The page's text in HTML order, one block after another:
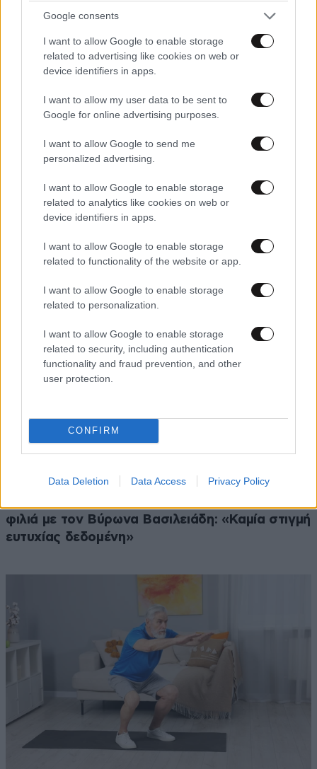
Google consents
I want to allow Google to enable storage
related to advertising like cookies on web or
device identifiers in apps.
I want to allow my user data to be sent to
Google for online advertising purposes.
I want to allow Google to send me
personalized advertising.
I want to allow Google to enable storage
related to analytics like cookies on web or
device identifiers in apps.
I want to allow Google to enable storage
related to functionality of the website or app.
I want to allow Google to enable storage
related to personalization.
I want to allow Google to enable storage
related to security, including authentication
functionality and fraud prevention, and other
user protection.
CONFIRM
Data Deletion Data Access Privacy Policy
LIFESTYLE08·08·2026 19:12
φιλιά με τον Βύρωνα Βασιλειάδη: «Καμία στιγμή
ευτυχίας δεδομένη»